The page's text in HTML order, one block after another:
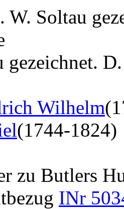
Soltau
gezeichnet.
Wilhelm
(1744-1824)
zu Butlers
INr